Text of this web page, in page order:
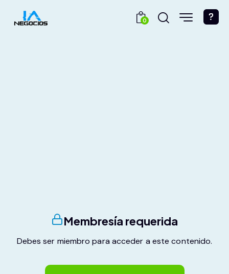
0
Membresía requerida
Debes ser miembro para acceder a este contenido.